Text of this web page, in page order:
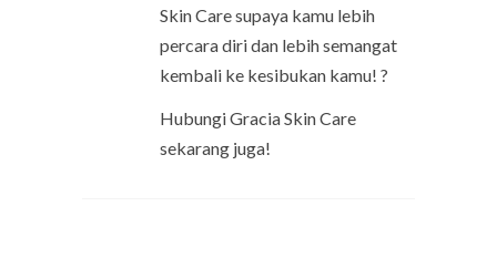
Skin Care supaya kamu lebih
percara diri dan lebih semangat
kembali ke kesibukan kamu! ?
Hubungi Gracia Skin Care
sekarang juga!